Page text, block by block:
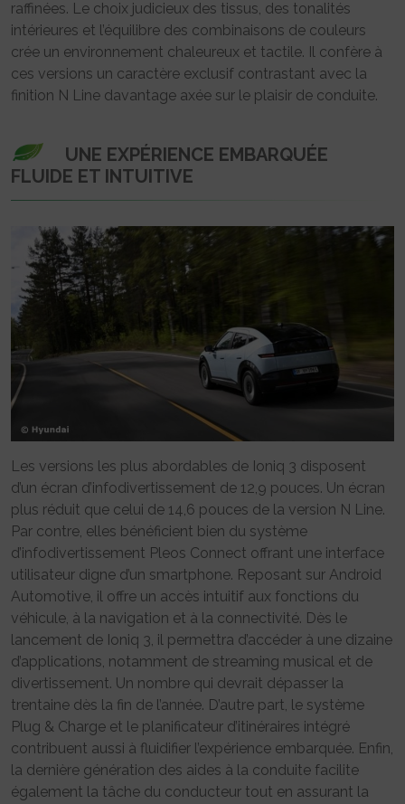
raffinées. Le choix judicieux des tissus, des tonalités
intérieures et l’équilibre des combinaisons de couleurs
crée un environnement chaleureux et tactile. Il confère à
ces versions un caractère exclusif contrastant avec la
finition N Line davantage axée sur le plaisir de conduite.
UNE EXPÉRIENCE EMBARQUÉE
FLUIDE ET INTUITIVE
Les versions les plus abordables de Ioniq 3 disposent
d’un écran d’infodivertissement de 12,9 pouces. Un écran
plus réduit que celui de 14,6 pouces de la version N Line.
Par contre, elles bénéficient bien du système
d’infodivertissement Pleos Connect offrant une interface
utilisateur digne d’un smartphone. Reposant sur Android
Automotive, il offre un accès intuitif aux fonctions du
véhicule, à la navigation et à la connectivité. Dès le
lancement de Ioniq 3, il permettra d’accéder à une dizaine
d’applications, notamment de streaming musical et de
divertissement. Un nombre qui devrait dépasser la
trentaine dès la fin de l’année. D’autre part, le système
Plug & Charge et le planificateur d’itinéraires intégré
contribuent aussi à fluidifier l’expérience embarquée. Enfin,
la dernière génération des aides à la conduite facilite
également la tâche du conducteur tout en assurant la